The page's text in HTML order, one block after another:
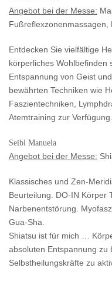
Angebot bei der Messe:
Fußreflexzonenmassagen,
Entdecken Sie vielfältige
körperliches Wohlbefinden
Entspannung von Geist
bewährten Techniken wie
Faszientechniken,
Atemtraining zur Verfügung.
Seibl Manuela
Angebot bei der Messe:
Klassisches und Zen-
Beurteilung. DO-IN Körper
Narbenentstörung.
Gua-Sha.
Shiatsu ist für mich …
absoluten Entspannung zu
Selbstheilungskräfte zu